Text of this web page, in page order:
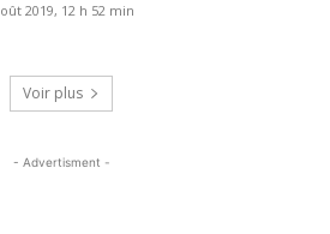
2019, 12 h 52 min
Voir plus
- Advertisment -